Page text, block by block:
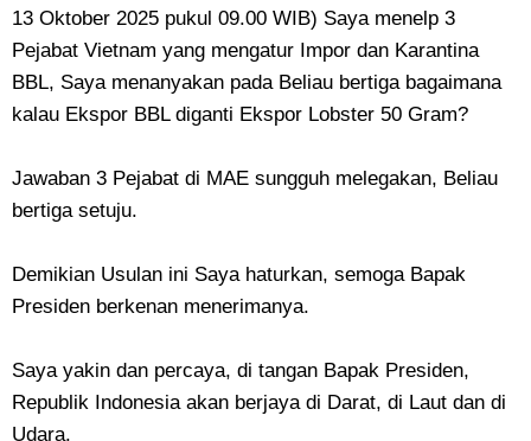
13 Oktober 2025 pukul 09.00 WIB) Saya menelp 3
Pejabat Vietnam yang mengatur Impor dan Karantina
BBL, Saya menanyakan pada Beliau bertiga bagaimana
kalau Ekspor BBL diganti Ekspor Lobster 50 Gram?
Jawaban 3 Pejabat di MAE sungguh melegakan, Beliau
bertiga setuju.
Demikian Usulan ini Saya haturkan, semoga Bapak
Presiden berkenan menerimanya.
Saya yakin dan percaya, di tangan Bapak Presiden,
Republik Indonesia akan berjaya di Darat, di Laut dan di
Udara.